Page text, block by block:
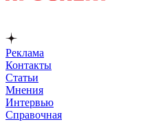
Реклама
Контакты
Статьи
Мнения
Интервью
Справочная